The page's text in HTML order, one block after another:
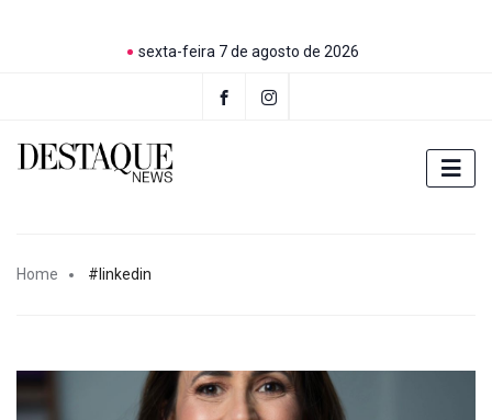
sexta-feira 7 de agosto de 2026
Home #linkedin